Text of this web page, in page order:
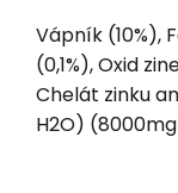
Vápník (10%),
(0,1%), Oxid
Chelát zinku
H2O)